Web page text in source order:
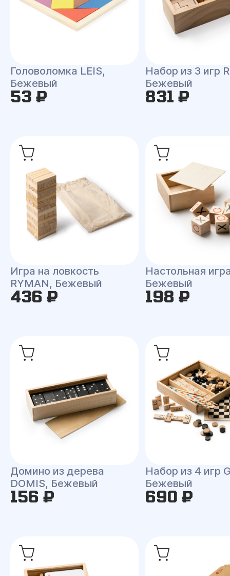
Головоломка LEIS,
Бежевый
53 ₽
Набор из 3 игр
Бежевый
831 ₽
Игра на ловкость
RYMAN, Бежевый
436 ₽
Настольная
Бежевый
198 ₽
Домино из дерева
DOMIS, Бежевый
156 ₽
Набор из 4 игр
Бежевый
690 ₽